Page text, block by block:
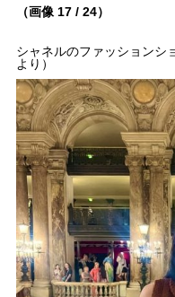
（画像 17 / 24）
シャネルのファッションシ
より）